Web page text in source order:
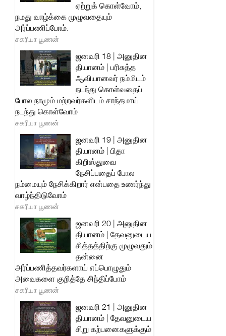
ஏற்றுக் கொள்வோம்,
நமது வாழ்க்கை முழுவதையும்
அர்ப்பணிப்போம்.
சகரியா பூணன்
ஜனவரி 18 | அனுதின
தியானம் | பரிசுத்த
ஆவியானவர் நம்மிடம்
நடந்து கொள்வதைப்
போல நாமும் மற்றவர்களிடம் சாந்தமாய்
நடந்து கொள்வோம்
சகரியா பூணன்
ஜனவரி 19 | அனுதின
தியானம் | பிதா
கிறிஸ்துவை
நேசிப்பதைப் போல
நம்மையும் நேசிக்கிறார் என்பதை உணர்ந்து
வாழ்ந்திடுவோம்
சகரியா பூணன்
ஜனவரி 20 | அனுதின
தியானம் | தேவனுடைய
சித்தத்திற்கு முழுவதும்
தன்னை
அர்ப்பணித்தவர்களாய் எப்பொழுதும்
அவைகளை குறித்தே சிந்திப்போம்
சகரியா பூணன்
ஜனவரி 21 | அனுதின
தியானம் | தேவனுடைய
சிறு கற்பனைகளுக்கும்